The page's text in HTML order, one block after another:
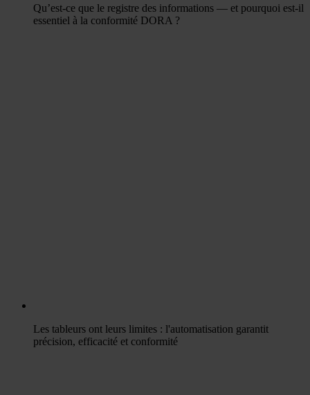
Qu’est-ce que le registre des informations — et pourquoi est-il
essentiel à la conformité DORA ?
Les tableurs ont leurs limites : l'automatisation garantit
précision, efficacité et conformité